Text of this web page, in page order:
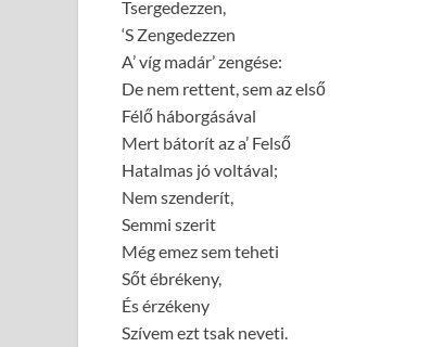
Tsergedezzen,
‘S Zengedezzen
A’ víg madár’ zengése:
De nem rettent, sem az első
Félő háborgásával
Mert bátorít az a’ Felső
Hatalmas jó voltával;
Nem szenderít,
Semmi szerit
Még emez sem teheti
Sőt ébrékeny,
És érzékeny
Szívem ezt tsak neveti.